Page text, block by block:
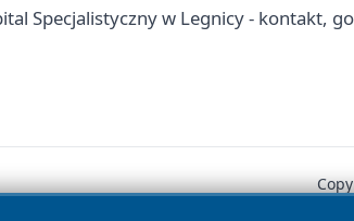
Specjalistyczny w Legnicy - kontakt,